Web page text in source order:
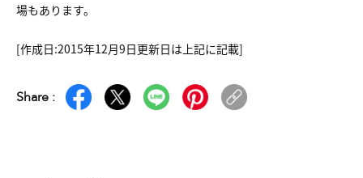
場もあります。
[作成日:2015年12月9日更新日は上記に記載]
Share :